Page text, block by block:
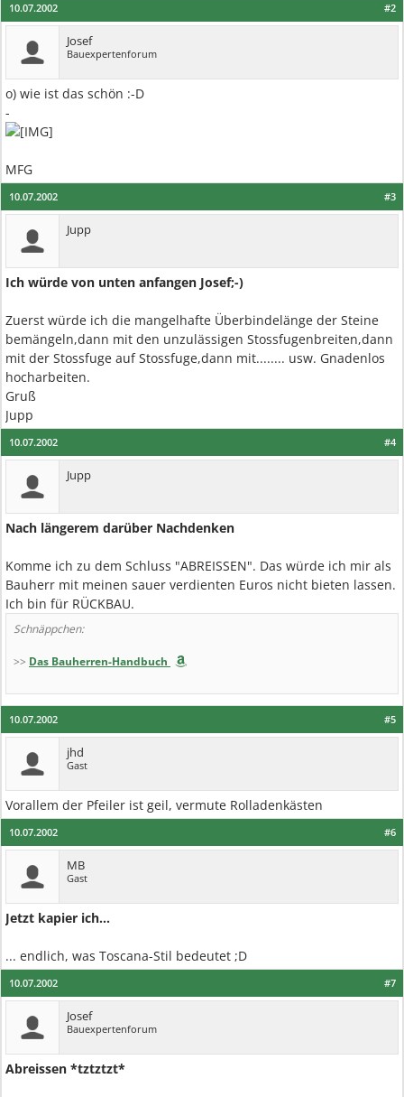
#2
10.07.2002
Josef
Bauexpertenforum
o) wie ist das schön :-D
-
MFG
#3
10.07.2002
Jupp
Ich würde von unten anfangen Josef;-)
Zuerst würde ich die mangelhafte Überbindelänge der Steine
bemängeln,dann mit den unzulässigen Stossfugenbreiten,dann
mit der Stossfuge auf Stossfuge,dann mit........ usw. Gnadenlos
hocharbeiten.
Gruß
Jupp
#4
10.07.2002
Jupp
Nach längerem darüber Nachdenken
Komme ich zu dem Schluss "ABREISSEN". Das würde ich mir als
Bauherr mit meinen sauer verdienten Euros nicht bieten lassen.
Ich bin für RÜCKBAU.
Schnäppchen:
>> Das Bauherren-Handbuch
#5
10.07.2002
jhd
Gast
Vorallem der Pfeiler ist geil, vermute Rolladenkästen
#6
10.07.2002
MB
Gast
Jetzt kapier ich...
... endlich, was Toscana-Stil bedeutet ;D
#7
10.07.2002
Josef
Bauexpertenforum
Abreissen *tztztzt*